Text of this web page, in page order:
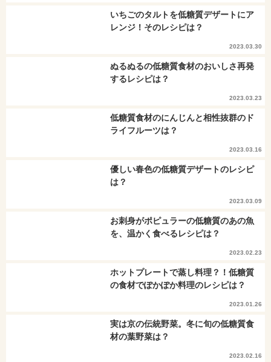
いちごのタルトを低糖質デザートにア
レンジ！そのレシピは？
2023.03.30
ぬるぬるの低糖質食材のおいしさ再発
するレシピは？
2023.03.23
低糖質食材のにんじんと相性抜群のド
ライフルーツは？
2023.03.16
優しい春色の低糖質デザートのレシピ
は？
2023.03.09
お刺身がポピュラーの低糖質のあの魚
を、温かく食べるレシピは？
2023.02.23
ホットプレートで蒸し料理？！低糖質
の食材でぽかぽか料理のレシピは？
2023.01.26
実は京の伝統野菜。冬に旬の低糖質食
材の葉野菜は？
2023.02.16